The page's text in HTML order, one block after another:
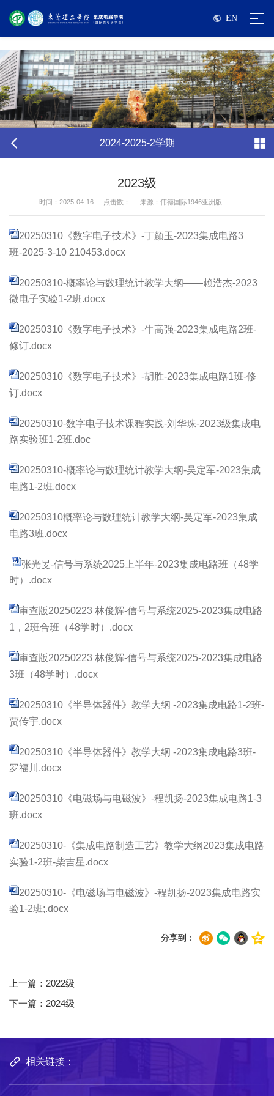
EN
2024-2025-2学期
2023级
时间：2025-04-16 点击数： 来源：伟德国际1946亚洲版
20250310《数字电子技术》-丁颜玉-2023集成电路3
班-2025-3-10 210453.docx
20250310-概率论与数理统计教学大纲——赖浩杰-2023
微电子实验1-2班.docx
20250310《数字电子技术》-牛高强-2023集成电路2班-
修订.docx
20250310《数字电子技术》-胡胜-2023集成电路1班-修
订.docx
20250310-数字电子技术课程实践-刘华珠-2023级集成电
路实验班1-2班.doc
20250310-概率论与数理统计教学大纲-吴定军-2023集成
电路1-2班.docx
20250310概率论与数理统计教学大纲-吴定军-2023集成
电路3班.docx
张光旻-信号与系统2025上半年-2023集成电路班（48学
时）.docx
审查版20250223 林俊辉-信号与系统2025-2023集成电路
1，2班合班（48学时）.docx
审查版20250223 林俊辉-信号与系统2025-2023集成电路
3班（48学时）.docx
20250310《半导体器件》教学大纲 -2023集成电路1-2班-
贾传宇.docx
20250310《半导体器件》教学大纲 -2023集成电路3班-
罗福川.docx
20250310《电磁场与电磁波》-程凯扬-2023集成电路1-3
班.docx
20250310-《集成电路制造工艺》教学大纲2023集成电路
实验1-2班-柴吉星.docx
20250310-《电磁场与电磁波》-程凯扬-2023集成电路实
验1-2班;.docx
分享到：
上一篇： 2022级
下一篇： 2024级
相关链接：